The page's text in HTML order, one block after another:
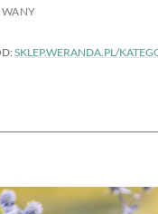
SKLEP.WERANDA.PL/